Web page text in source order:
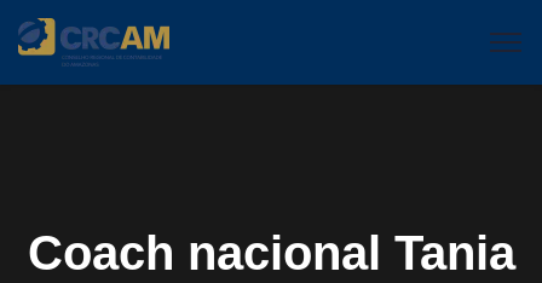
Coach nacional Tania